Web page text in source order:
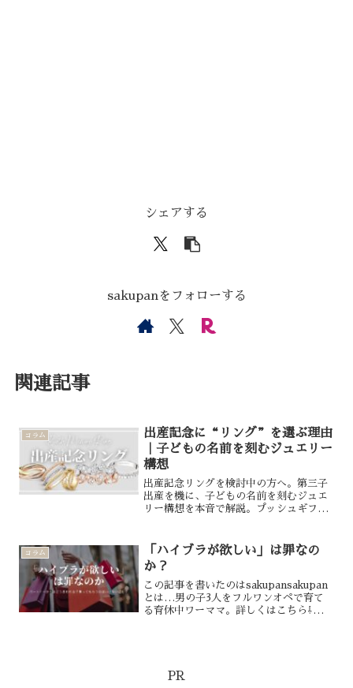
シェアする
sakupanをフォローする
関連記事
コラム
出産記念に“リング”を選ぶ理由
｜子どもの名前を刻むジュエリー
構想
出産記念リングを検討中の方へ。第三子
出産を機に、子どもの名前を刻むジュエ
リー構想を本音で解説。プッシュギフト
レ、CHAUMETビー ドゥ ショーメを比
較します。
コラム
「ハイブラが欲しい」は罪なの
か？
この記事を書いたのはsakupansakupan
とは…男の子3人をフルワンオペで育て
る育休中ワーママ。詳しくはこちら⇩ハイ
PR